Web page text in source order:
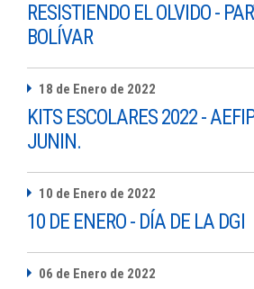
RESISTIENDO EL OLVIDO -
BOLÍVAR
18 de Enero de 2022
KITS ESCOLARES 2022 -
JUNIN.
10 de Enero de 2022
10 DE ENERO - DÍA DE LA DGI
06 de Enero de 2022